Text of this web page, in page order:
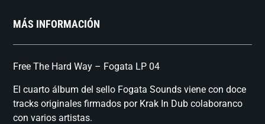
MÁS INFORMACIÓN
Free The Hard Way – Fogata LP 04
El cuarto álbum del sello Fogata Sounds viene con doce
tracks originales firmados por Krak In Dub colaboranco
con varios artistas.